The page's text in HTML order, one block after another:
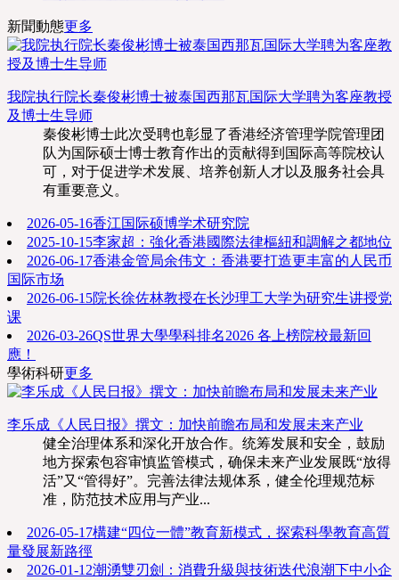
新聞動態更多
我院执行院长秦俊彬博士被泰国西那瓦国际大学聘为客座教授
及博士生导师
秦俊彬博士此次受聘也彰显了香港经济管理学院管理团
队为国际硕士博士教育作出的贡献得到国际高等院校认
可，对于促进学术发展、培养创新人才以及服务社会具
有重要意义。
2026-05-16香江国际硕博学术研究院
2025-10-15李家超：強化香港國際法律樞紐和調解之都地位
2026-06-17香港金管局余伟文：香港要打造更丰富的人民币
国际市场
2026-06-15院长徐佐林教授在长沙理工大学为研究生讲授党
课
2026-03-26QS世界大學學科排名2026 各上榜院校最新回
應！
學術科研更多
李乐成《人民日报》撰文：加快前瞻布局和发展未来产业
健全治理体系和深化开放合作。统筹发展和安全，鼓励
地方探索包容审慎监管模式，确保未来产业发展既“放得
活”又“管得好”。完善法律法规体系，健全伦理规范标
准，防范技术应用与产业...
2026-05-17構建“四位一體”教育新模式，探索科學教育高質
量發展新路徑
2026-01-12潮湧雙刃劍：消費升級與技術迭代浪潮下中小企